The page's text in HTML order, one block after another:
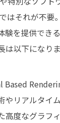
はそれが不要
験を提供でき
以下になりま
Based
やリアルタイ
高度なグラフ